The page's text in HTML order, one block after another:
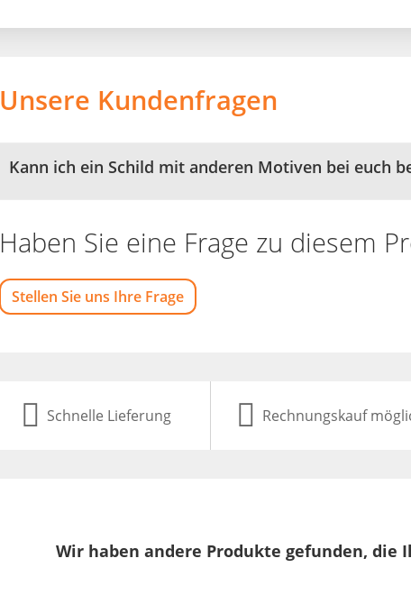
Unsere Kundenfragen
Kann ich ein Schild mit anderen Motiven bei euch
Haben Sie eine Frage zu diesem
Stellen Sie uns Ihre Frage
Schnelle Lieferung Rechnungskauf
Wir haben andere Produkte gefunden, die